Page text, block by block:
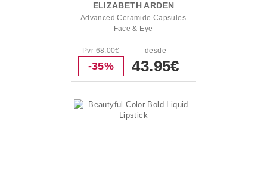
ELIZABETH ARDEN
Advanced Ceramide Capsules
Face & Eye
Pvr 68.00€
-35%
desde
43.95€